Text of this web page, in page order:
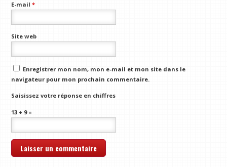
E-mail*
Site web
Enregistrer mon nom, mon e-mail et mon site dans le
navigateur pour mon prochain commentaire.
Saisissez votre réponse en chiffres
13 + 9 =